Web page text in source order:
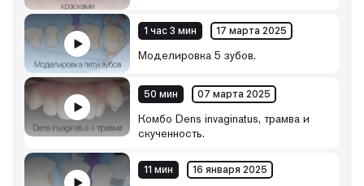
1 час 3 мин 17 марта 2025
Моделировка 5 зубов.
50 мин 07 марта 2025
Комбо Dens invaginatus, трамва и
скученность.
11 мин 16 января 2025